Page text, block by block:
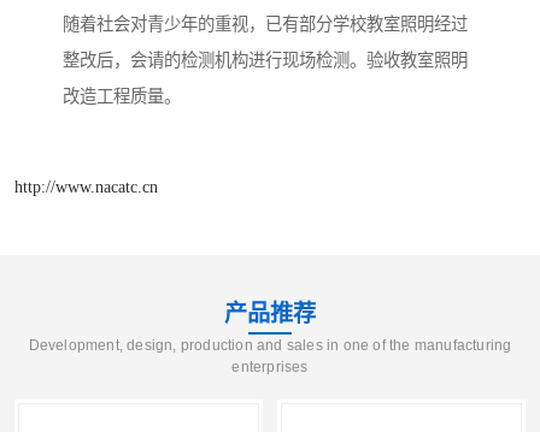
随着社会对青少年的重视，已有部分学校教室照明经过
整改后，会请的检测机构进行现场检测。验收教室照明
改造工程质量。
http://www.nacatc.cn
产品推荐
Development, design, production and sales in one of the manufacturing
enterprises